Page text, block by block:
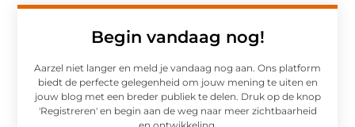
Begin vandaag nog!
Aarzel niet langer en meld je vandaag nog aan. Ons platform
biedt de perfecte gelegenheid om jouw mening te uiten en
jouw blog met een breder publiek te delen. Druk op de knop
'Registreren' en begin aan de weg naar meer zichtbaarheid